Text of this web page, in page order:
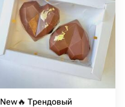
New🔥 Трендовый